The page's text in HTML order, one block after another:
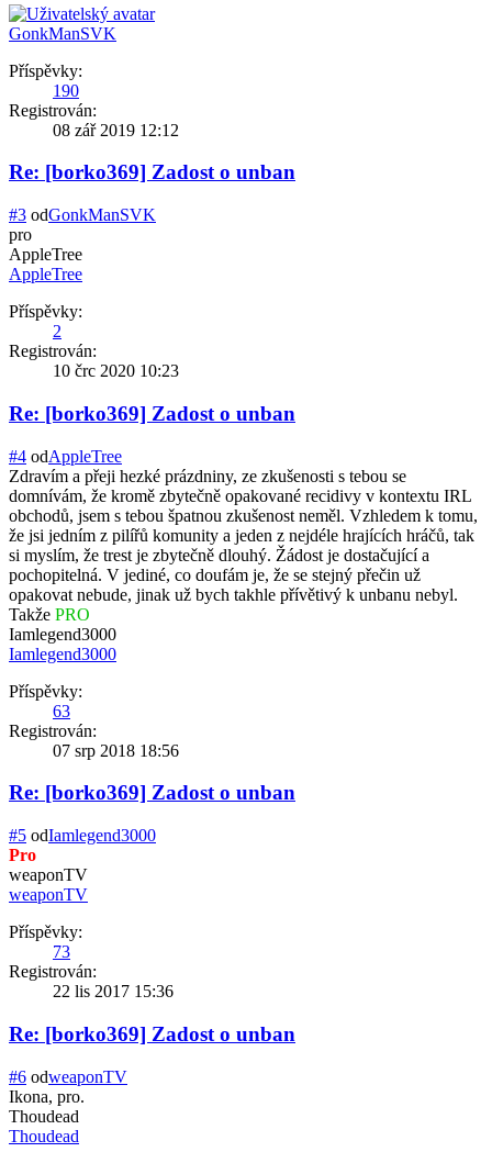
GonkManSVK
Příspěvky:
190
Registrován:
08 zář 2019 12:12
Re: [borko369] Zadost o unban
#3 odGonkManSVK
pro
AppleTree
AppleTree
Příspěvky:
2
Registrován:
10 črc 2020 10:23
Re: [borko369] Zadost o unban
#4 odAppleTree
Zdravím a přeji hezké prázdniny, ze zkušenosti s tebou se
domnívám, že kromě zbytečně opakované recidivy v kontextu IRL
obchodů, jsem s tebou špatnou zkušenost neměl. Vzhledem k tomu,
že jsi jedním z pilířů komunity a jeden z nejdéle hrajících hráčů, tak
si myslím, že trest je zbytečně dlouhý. Žádost je dostačující a
pochopitelná. V jediné, co doufám je, že se stejný přečin už
opakovat nebude, jinak už bych takhle přívětivý k unbanu nebyl.
Takže PRO
Iamlegend3000
Iamlegend3000
Příspěvky:
63
Registrován:
07 srp 2018 18:56
Re: [borko369] Zadost o unban
#5 odIamlegend3000
Pro
weaponTV
weaponTV
Příspěvky:
73
Registrován:
22 lis 2017 15:36
Re: [borko369] Zadost o unban
#6 odweaponTV
Ikona, pro.
Thoudead
Thoudead